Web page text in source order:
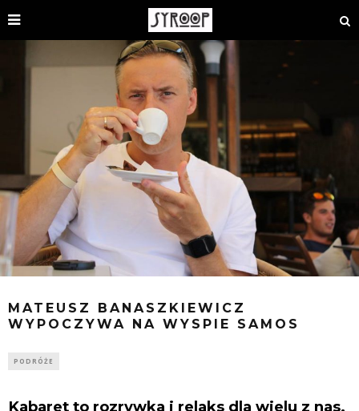
MATEUSZ BANASZKIEWICZ
WYPOCZYWA NA WYSPIE SAMOS
PODRÓŻE
Kabaret to rozrywka i relaks dla wielu z nas.